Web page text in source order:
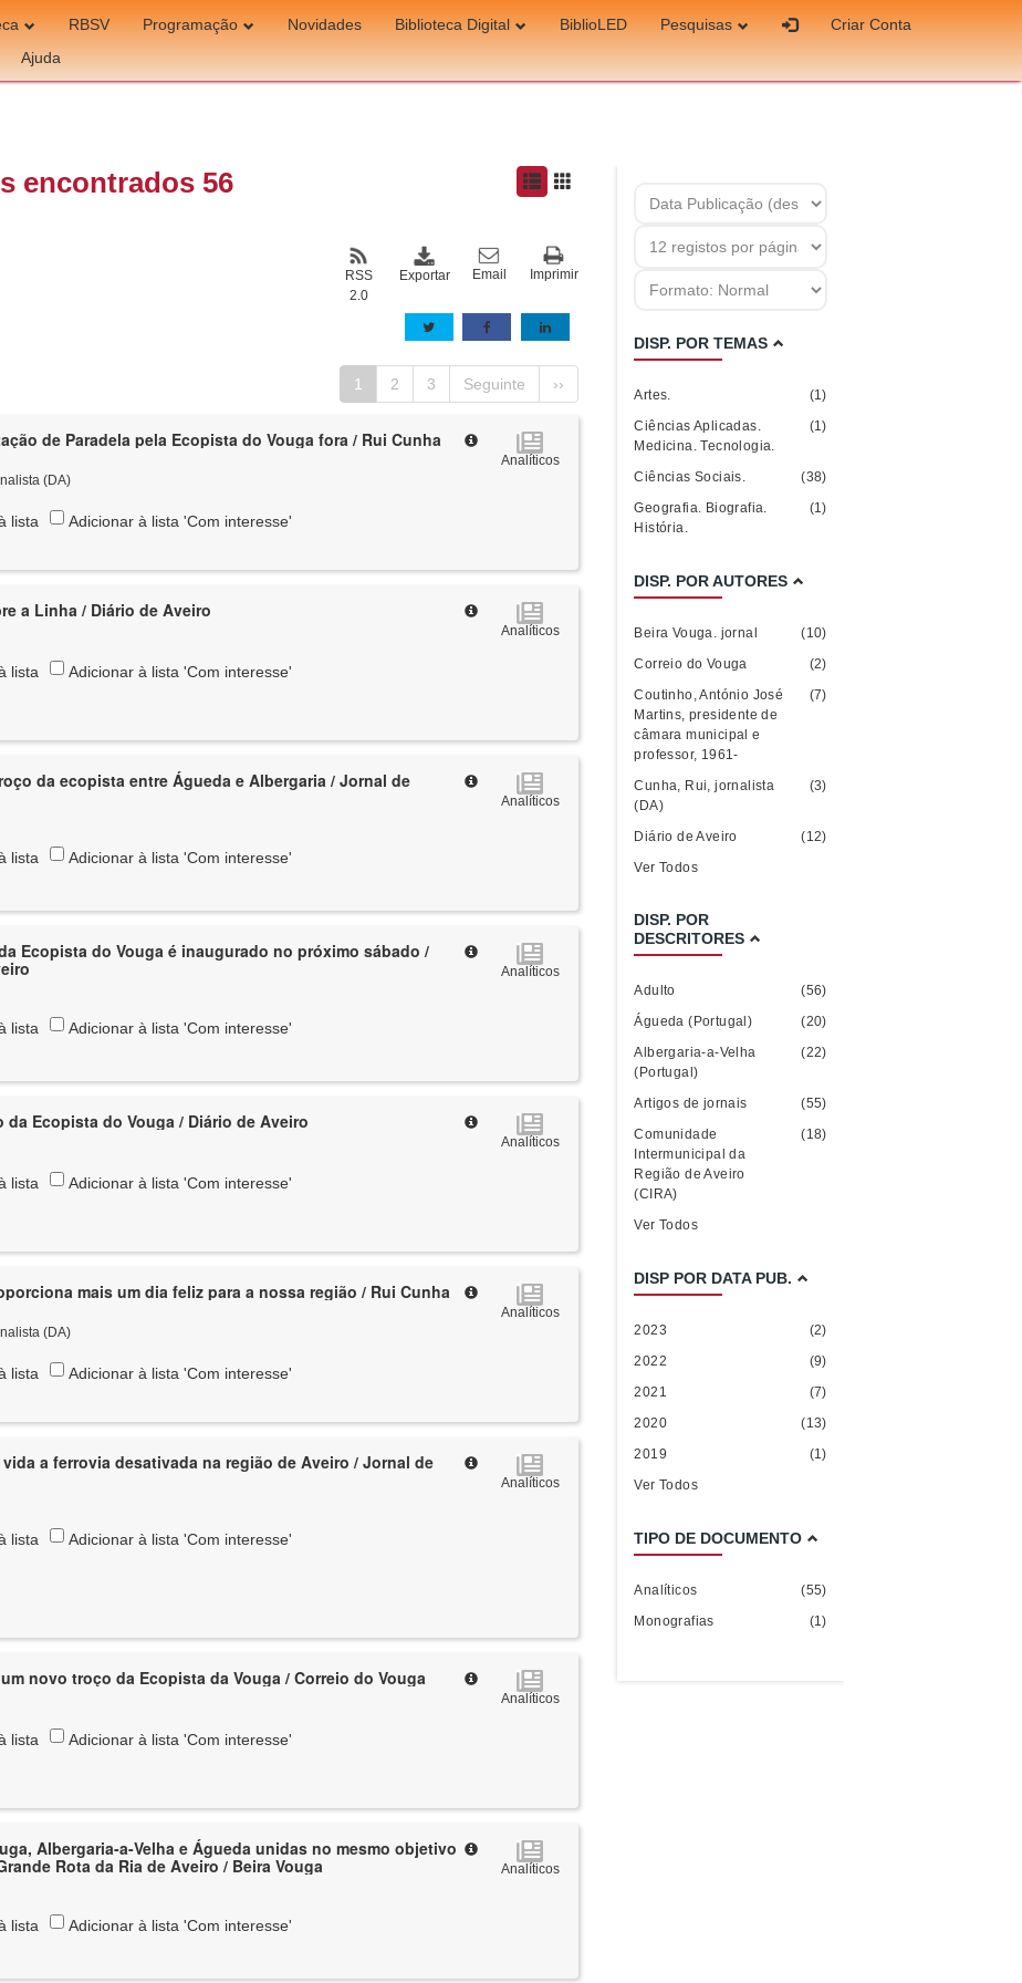
RBSV Programação Novidades Biblioteca Digital BiblioLED Pesquisas
Criar Conta
Ajuda
encontrados 56
Imprimir
Email
Exportar
RSS
2.0
1 2 3 Seguinte ››
de Paradela pela Ecopista do Vouga fora / Rui Cunha
(DA)
Analíticos
lista Adicionar à lista 'Com interesse'
a Linha / Diário de Aveiro
Analíticos
lista Adicionar à lista 'Com interesse'
da ecopista entre Águeda e Albergaria / Jornal de
Analíticos
lista Adicionar à lista 'Com interesse'
Ecopista do Vouga é inaugurado no próximo sábado /
Analíticos
lista Adicionar à lista 'Com interesse'
da Ecopista do Vouga / Diário de Aveiro
Analíticos
lista Adicionar à lista 'Com interesse'
mais um dia feliz para a nossa região / Rui Cunha
(DA)
Analíticos
lista Adicionar à lista 'Com interesse'
a ferrovia desativada na região de Aveiro / Jornal de
Analíticos
lista Adicionar à lista 'Com interesse'
novo troço da Ecopista da Vouga / Correio do Vouga
Analíticos
lista Adicionar à lista 'Com interesse'
Albergaria-a-Velha e Águeda unidas no mesmo objetivo
Rota da Ria de Aveiro / Beira Vouga
Analíticos
lista Adicionar à lista 'Com interesse'
DISP. POR TEMAS
Artes.
(1)
Ciências Aplicadas.
Medicina. Tecnologia.
(1)
Ciências Sociais.
(38)
Geografia. Biografia.
História.
(1)
DISP. POR AUTORES
Beira Vouga. jornal
(10)
Correio do Vouga
(2)
Coutinho, António José
Martins, presidente de
câmara municipal e
professor, 1961-
(7)
Cunha, Rui, jornalista
(DA)
(3)
Diário de Aveiro
(12)
Ver Todos
DISP. POR
DESCRITORES
Adulto
(56)
Águeda (Portugal)
(20)
Albergaria-a-Velha
(Portugal)
(22)
Artigos de jornais
(55)
Comunidade
Intermunicipal da
Região de Aveiro
(CIRA)
(18)
Ver Todos
DISP POR DATA PUB.
2023
(2)
2022
(9)
2021
(7)
2020
(13)
2019
(1)
Ver Todos
TIPO DE DOCUMENTO
Analíticos
(55)
Monografias
(1)